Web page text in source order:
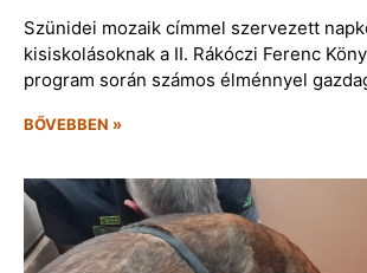
Szünidei mozaik címmel szervezett
kisiskolásoknak a II. Rákóczi Ferenc
program során számos élménnyel
BŐVEBBEN »